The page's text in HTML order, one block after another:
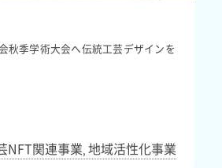
秋季学術大会へ伝統工芸デザインを
NFT関連事業 ,地域活性化事業